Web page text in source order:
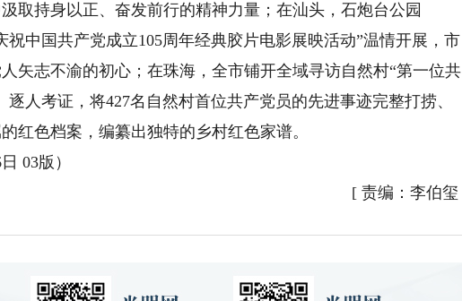
取持身以正、奋发前行的精神力量；在汕头，石炮台公园
中国共产党成立105周年经典胶片电影展映活动”温情开展，市
矢志不渝的初心；在珠海，全市铺开全域寻访自然村“第一位共
人考证，将427名自然村首位共产党员的先进事迹完整打捞、
红色档案，编纂出独特的乡村红色家谱。
03版）
[ 责编：李伯玺